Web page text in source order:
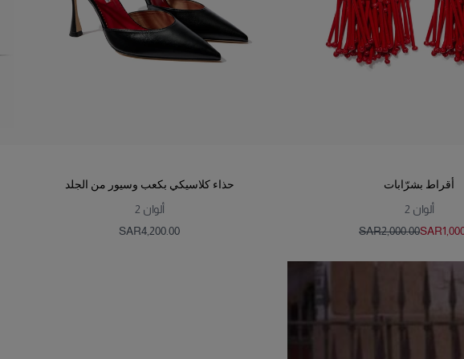
حذاء كلاسيكي بكعب وسيور من الجلد
2 ألوان
SAR‌4,200.00
أقراط بشرّابات
2 ألوان
SAR‌2,000.00